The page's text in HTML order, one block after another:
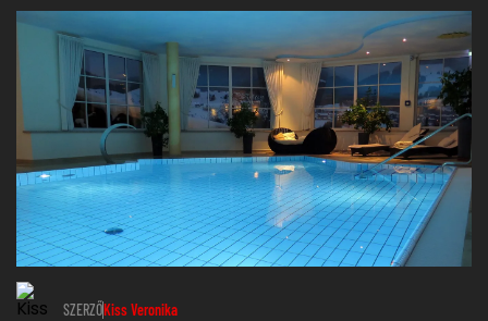
SZERZŐKiss Veronika